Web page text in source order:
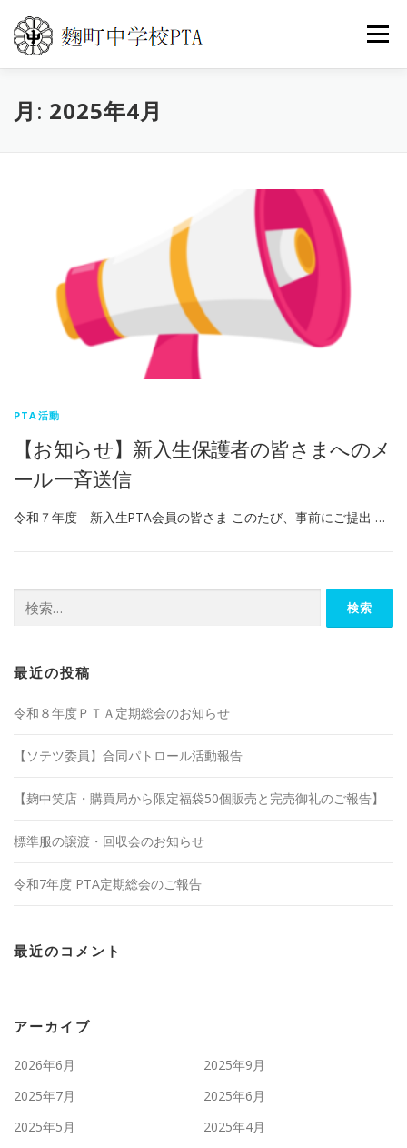
メニュ
トップ PTA活動
月: 2025年4月
PTA活動
【お知らせ】新入生保護者の皆さまへのメ
ール一斉送信
令和７年度 新入生PTA会員の皆さま このたび、事前にご提出 …
最近の投稿
令和８年度ＰＴＡ定期総会のお知らせ
【ソテツ委員】合同パトロール活動報告
【麹中笑店・購買局から限定福袋50個販売と完売御礼のご報告】
標準服の譲渡・回収会のお知らせ
令和7年度 PTA定期総会のご報告
最近のコメント
アーカイブ
2026年6月
2025年9月
2025年7月
2025年6月
2025年5月
2025年4月